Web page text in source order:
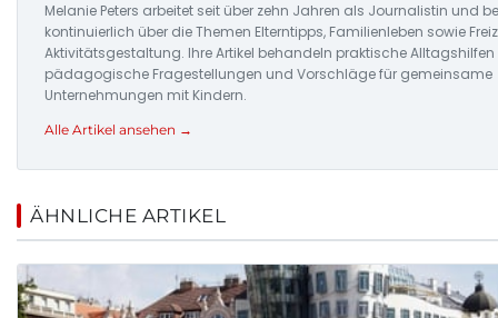
Melanie Peters arbeitet seit über zehn Jahren als Journalistin und
kontinuierlich über die Themen Elterntipps, Familienleben sowie
Aktivitätsgestaltung. Ihre Artikel behandeln praktische Alltagshilfen
pädagogische Fragestellungen und Vorschläge für gemeinsame
Unternehmungen mit Kindern.
Alle Artikel ansehen →
ÄHNLICHE ARTIKEL